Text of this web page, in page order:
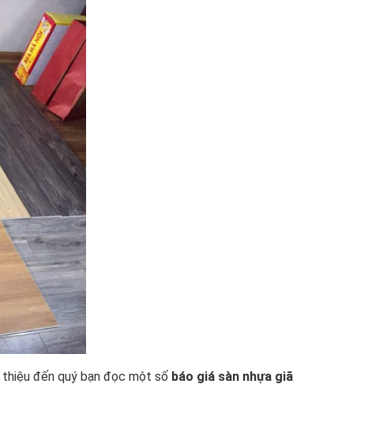
thiệu đến quý bạn đọc một số báo giá sàn nhựa giã